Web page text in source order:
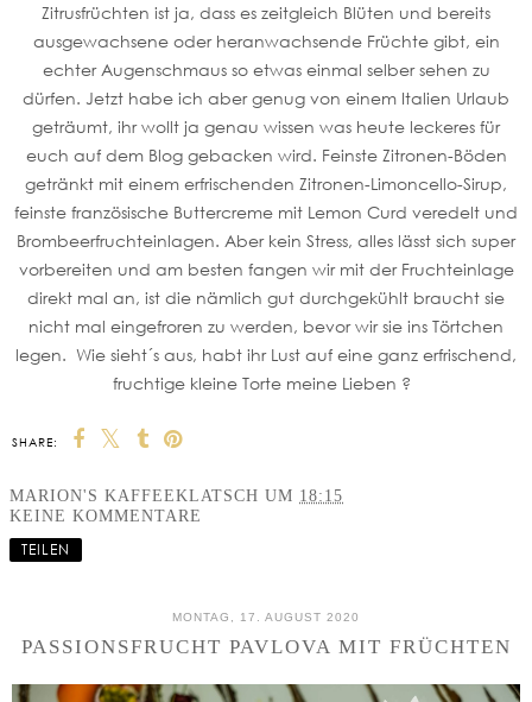
Zitrusfrüchten ist ja, dass es zeitgleich Blüten und bereits
ausgewachsene oder heranwachsende Früchte gibt, ein
echter Augenschmaus so etwas einmal selber sehen zu
dürfen. Jetzt habe ich aber genug von einem Italien Urlaub
geträumt, ihr wollt ja genau wissen was heute leckeres für
euch auf dem Blog gebacken wird. Feinste Zitronen-Böden
getränkt mit einem erfrischenden Zitronen-Limoncello-Sirup,
feinste französische Buttercreme mit Lemon Curd veredelt und
Brombeerfruchteinlagen. Aber kein Stress, alles lässt sich super
vorbereiten und am besten fangen wir mit der Fruchteinlage
direkt mal an, ist die nämlich gut durchgekühlt braucht sie
nicht mal eingefroren zu werden, bevor wir sie ins Törtchen
legen. Wie sieht´s aus, habt ihr Lust auf eine ganz erfrischend,
fruchtige kleine Torte meine Lieben ?
SHARE:
MARION'S KAFFEEKLATSCH UM 18:15
KEINE KOMMENTARE
TEILEN
MONTAG, 17. AUGUST 2020
PASSIONSFRUCHT PAVLOVA MIT FRÜCHTEN